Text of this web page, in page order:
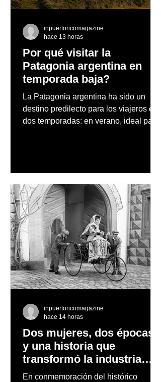
Por qué visitar la
Patagonia argentina en
temporada baja?
La Patagonia argentina ha sido un
destino predilecto para los viajeros en
dos temporadas: en verano, ideal para
observación de pingüinos y los días
nevados en las montañas
inpuertoricomagazine
hace 13 horas
Dos mujeres, dos épocas
y una historia que
transformó la industria
automotriz
En conmemoración del histórico
inpuertoricomagazine
hace 14 horas